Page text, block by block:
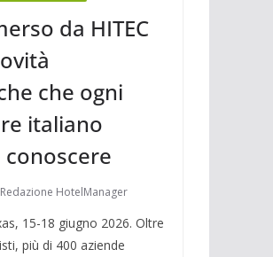
da HITEC
che ogni
italiano
Redazione HotelManager
15-18 giugno 2026. Oltre
più di 400 aziende